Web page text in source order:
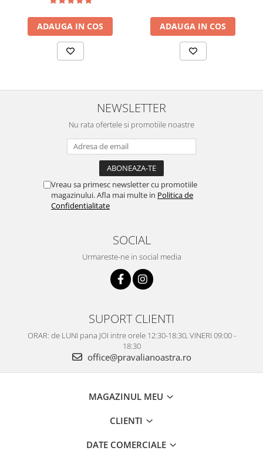
ADAUGA IN COS ADAUGA IN COS
NEWSLETTER
Nu rata ofertele si promotiile noastre
Vreau sa primesc newsletter cu promotiile
magazinului. Afla mai multe in Politica de
Confidentialitate
SOCIAL
Urmareste-ne in social media
SUPORT CLIENTI
ORAR: de LUNI pana JOI intre orele 12:30-18:30, VINERI 09:00 -
18:30
office@pravalianoastra.ro
MAGAZINUL MEU
CLIENTI
DATE COMERCIALE